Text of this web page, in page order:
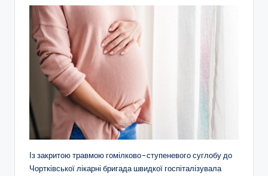
Із закритою травмою гомілково-ступеневого суглобу до
Чортківської лікарні бригада швидкої госпіталізувала